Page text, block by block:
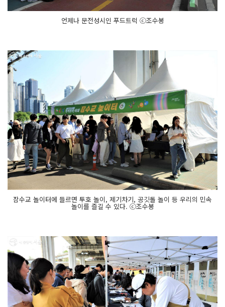
언제나 문전성시인 푸드트럭 ⓒ조수봉
잠수교 놀이터에 들르면 투호 놀이, 제기차기, 공깃돌 놀이 등 우리의 민속
놀이를 즐길 수 있다. ⓒ조수봉